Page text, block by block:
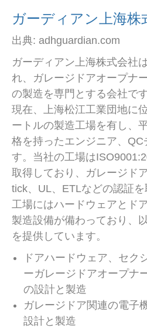
ガーディアン上海株
出典: adhguardian.com
ガーディアン上海株式会社
れ、ガレージドアオープナ
の製造を専門とする会社です
現在、上海松江工業団地に
ートルの製造工場を有し、
格を持ったエンジニア、QC
す。当社の工場は
取得しており、ガレージド
tick、UL、ETLなどの認証を
工場にはハードウェアとド
製造設備が備わっており、
を提供しています。
ドアハードウェア、セク
ーガレージドアオープナ
の設計と製造
ガレージドア関連の電子
設計と製造